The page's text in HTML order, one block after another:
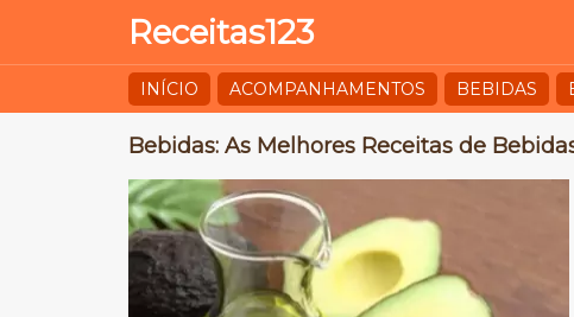
Receitas123
INÍCIO ACOMPANHAMENTOS BEBIDAS
Bebidas: As Melhores Receitas de